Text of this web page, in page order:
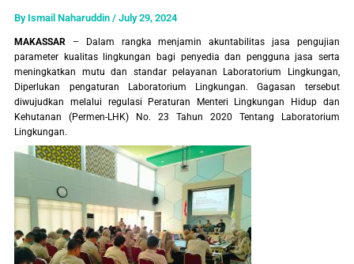
By Ismail Naharuddin/July 29, 2024
MAKASSAR
– Dalam rangka menjamin akuntabilitas jasa pengujian
parameter kualitas lingkungan bagi penyedia dan pengguna jasa serta
meningkatkan mutu dan standar pelayanan Laboratorium Lingkungan,
Diperlukan pengaturan Laboratorium Lingkungan. Gagasan tersebut
diwujudkan melalui regulasi Peraturan Menteri Lingkungan Hidup dan
Kehutanan (Permen-LHK) No. 23 Tahun 2020 Tentang Laboratorium
Lingkungan.